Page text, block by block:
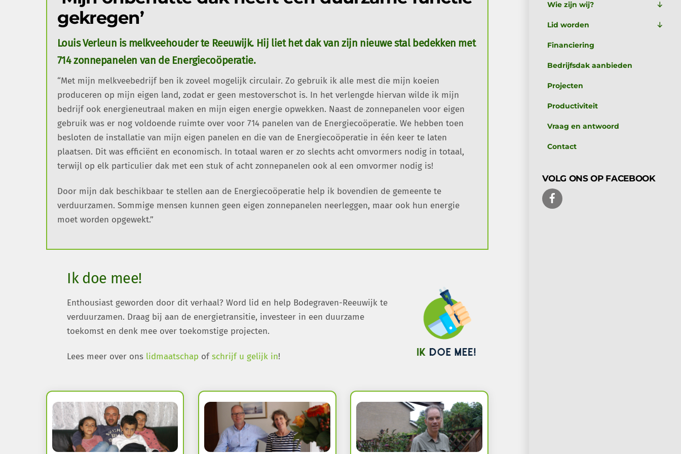
Wie zijn wij?
Lid worden
Financiering
Bedrijfsdak aanbieden
Projecten
Productiviteit
Vraag en antwoord
Contact
VOLG ONS OP FACEBOOK
gekregen’
Louis Verleun is melkveehouder te Reeuwijk. Hij liet het dak van zijn nieuwe stal bedekken met
714 zonnepanelen van de Energiecoöperatie.
“Met mijn melkveebedrijf ben ik zoveel mogelijk circulair. Zo gebruik ik alle mest die mijn koeien
produceren op mijn eigen land, zodat er geen mestoverschot is. In het verlengde hiervan wilde ik mijn
bedrijf ook energieneutraal maken en mijn eigen energie opwekken. Naast de zonnepanelen voor eigen
gebruik was er nog voldoende ruimte over voor 714 panelen van de Energiecoöperatie. We hebben toen
besloten de installatie van mijn eigen panelen en die van de Energiecoöperatie in één keer te laten
plaatsen. Dit was efficiënt en economisch. In totaal waren er zo slechts acht omvormers nodig in totaal,
terwijl op elk particulier dak met een stuk of acht zonnepanelen ook al een omvormer nodig is!
Door mijn dak beschikbaar te stellen aan de Energiecoöperatie help ik bovendien de gemeente te
verduurzamen. Sommige mensen kunnen geen eigen zonnepanelen neerleggen, maar ook hun energie
moet worden opgewekt.”
Ik doe mee!
Enthousiast geworden door dit verhaal? Word lid en help Bodegraven-Reeuwijk te
verduurzamen. Draag bij aan de energietransitie, investeer in een duurzame
toekomst en denk mee over toekomstige projecten.
Lees meer over ons lidmaatschap ofschrijf u gelijk in!